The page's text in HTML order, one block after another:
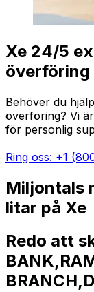
Xe 24/5
överföring
Behöver du
överföring? Vi
för personlig
Ring oss: +1
Miljontals
litar på Xe
Redo att